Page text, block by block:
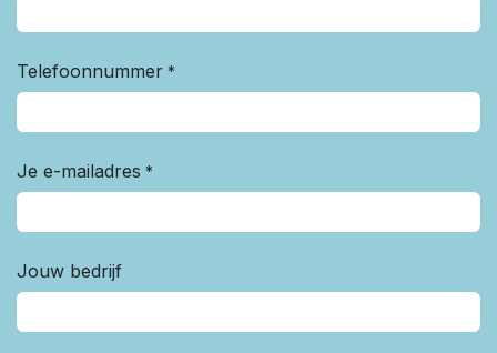
Telefoonnummer *
Je e-mailadres *
Jouw bedrijf